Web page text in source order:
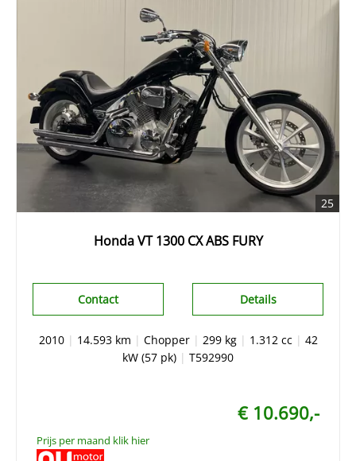
25
Honda VT 1300 CX ABS FURY
Details
Contact
2010| 14.593 km | Chopper| 299 kg| 1.312 cc| 42
kW (57 pk) | T592990
€ 10.690,-
Prijs per maand klik hier